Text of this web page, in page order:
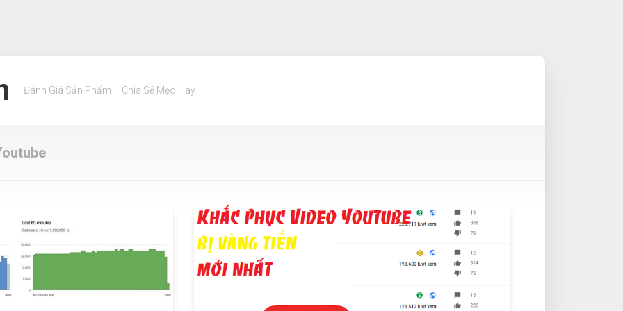
Đánh Giá Sản Phẩm – Chia Sẻ Mẹo Hay.